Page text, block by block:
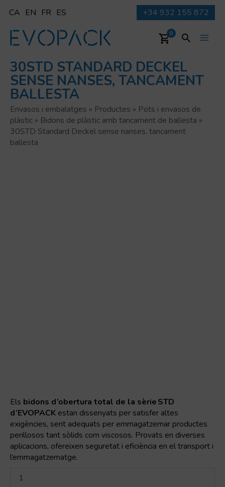
contingut
CA EN FR ES +34 932 155 872
0 Cerca
30STD STANDARD DECKEL
SENSE NANSES, TANCAMENT
BALLESTA
Envasos i embalatges » Productes » Pots i envasos de
plàstic » Bidons de plàstic amb tancament de ballesta »
30STD Standard Deckel sense nanses, tancament
ballesta
Els bidons d’obertura total de la sèrie STD
d’EVOPACK estan dissenyats per satisfer altes
exigències, sent adequats per emmagatzemar productes
perillosos tant sòlids com viscosos. Provats en diverses
aplicacions, ofereixen seguretat i eficiència en el transport i
l’emmagatzematge.